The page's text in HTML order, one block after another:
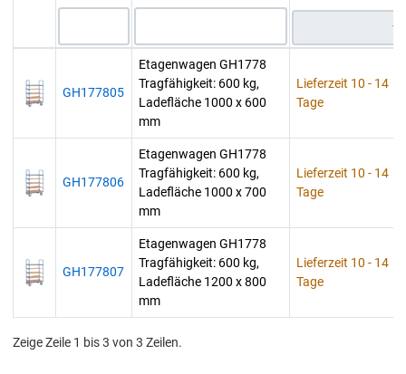
GH177805
Etagenwagen GH1778
Tragfähigkeit: 600 kg,
Ladefläche 1000 x 600
mm
Lieferzeit 10 - 14
Tage
GH177806
Etagenwagen GH1778
Tragfähigkeit: 600 kg,
Ladefläche 1000 x 700
mm
Lieferzeit 10 - 14
Tage
GH177807
Etagenwagen GH1778
Tragfähigkeit: 600 kg,
Ladefläche 1200 x 800
mm
Lieferzeit 10 - 14
Tage
Zeige Zeile 1 bis 3 von 3 Zeilen.